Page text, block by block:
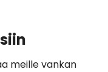
meille vankan